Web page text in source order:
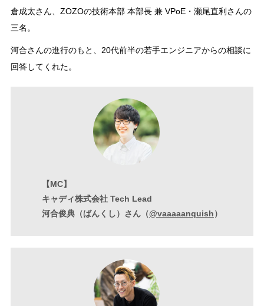
倉成太さん、ZOZOの技術本部 本部長 兼 VPoE・瀬尾直利さんの
三名。
河合さんの進行のもと、20代前半の若手エンジニアからの相談に
回答してくれた。
【MC】
キャディ株式会社 Tech Lead
河合俊典（ばんくし）さん（@vaaaaanquish）